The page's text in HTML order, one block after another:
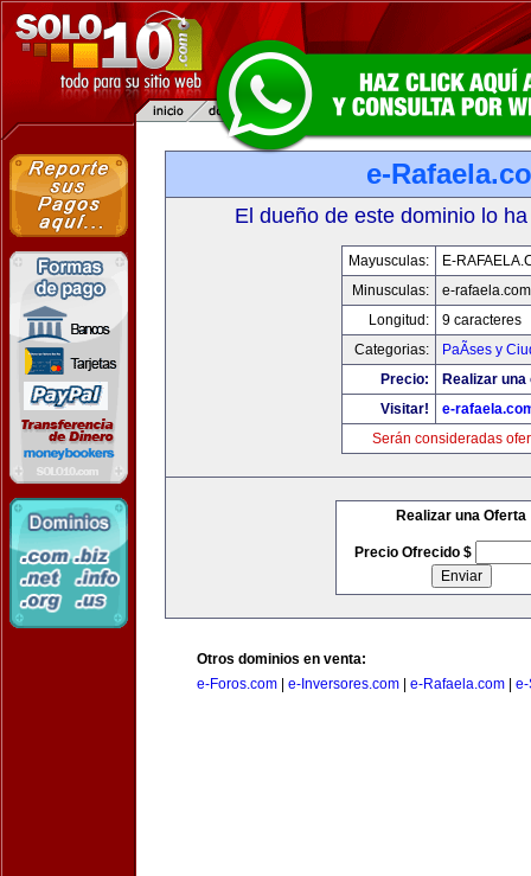
e-
El dueño de este dominio lo
Mayusculas:
E-
Minusculas:
e-rafaela.com
Longitud:
9 caracteres
Categorias:
PaÃ­ses y
Precio:
Realizar
Visitar!
e-
Serán consideradas
Realizar una Oferta
Precio Ofrecido $
Otros dominios en venta:
e-Foros.com
e-Inversores.com e-Rafaela.com e-